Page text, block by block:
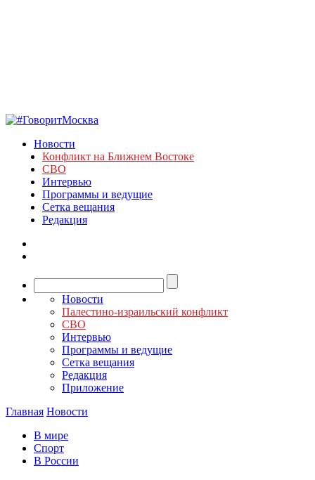
Новости
Конфликт на Ближнем Востоке
СВО
Интервью
Программы и ведущие
Сетка вещания
Редакция
Новости
Палестино-израильский конфликт
СВО
Интервью
Программы и ведущие
Сетка вещания
Редакция
Приложение
Главная Новости
В мире
Спорт
В России